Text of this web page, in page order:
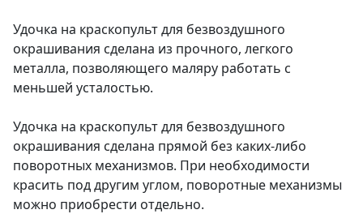
Удочка на краскопульт для безвоздушного
окрашивания сделана из прочного, легкого
металла, позволяющего маляру работать с
меньшей усталостью.
Удочка на краскопульт для безвоздушного
окрашивания сделана прямой без каких-либо
поворотных механизмов. При необходимости
красить под другим углом, поворотные механизмы
можно приобрести отдельно.